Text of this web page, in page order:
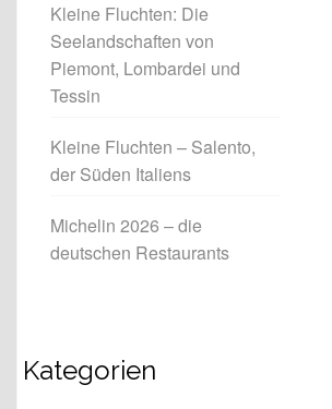
Kleine Fluchten: Die
Seelandschaften von
Piemont, Lombardei und
Tessin
Kleine Fluchten – Salento,
der Süden Italiens
Michelin 2026 – die
deutschen Restaurants
Kategorien